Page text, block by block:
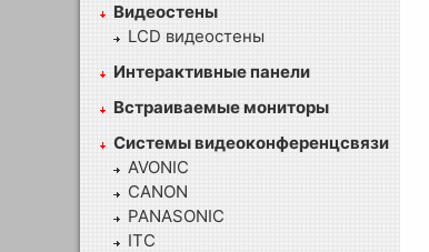
Видеостены
LCD видеостены
Интерактивные панели
Встраиваемые мониторы
Системы видеоконференцсвязи
AVONIC
CANON
PANASONIC
ITC